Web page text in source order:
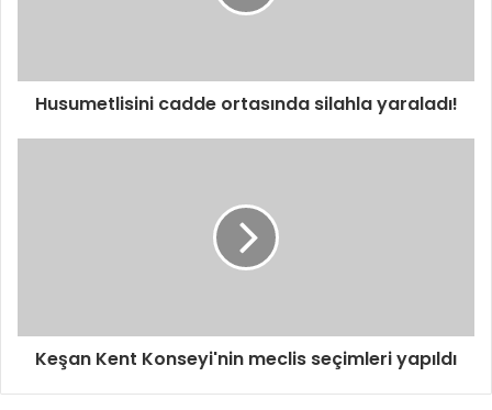
Husumetlisini cadde ortasında silahla yaraladı!
Keşan Kent Konseyi'nin meclis seçimleri yapıldı